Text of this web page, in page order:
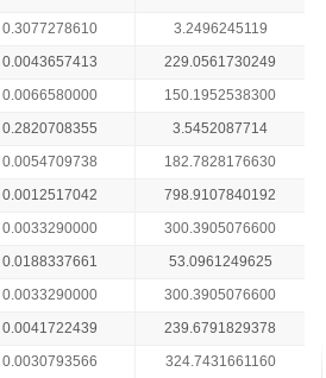
0.3077278610
3.2496245119
0.0043657413
229.0561730249
0.0066580000
150.1952538300
0.2820708355
3.5452087714
0.0054709738
182.7828176630
0.0012517042
798.9107840192
0.0033290000
300.3905076600
0.0188337661
53.0961249625
0.0033290000
300.3905076600
0.0041722439
239.6791829378
0.0030793566
324.7431661160